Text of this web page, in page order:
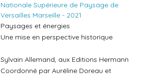
Nationale Supérieure de Paysage de
Versailles Marseille - 2021
Paysages et énergies
Une mise en perspective historique
Sylvain Allemand, aux Editions Hermann
Coordonné par Auréline Doreau et